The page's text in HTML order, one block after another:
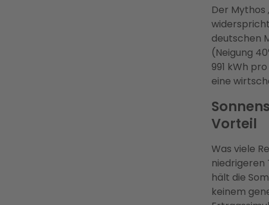
Der
deutschen
(Neigung
991 kWh
eine
Vorteil
Was viele
niedrigeren
hält die
keinem